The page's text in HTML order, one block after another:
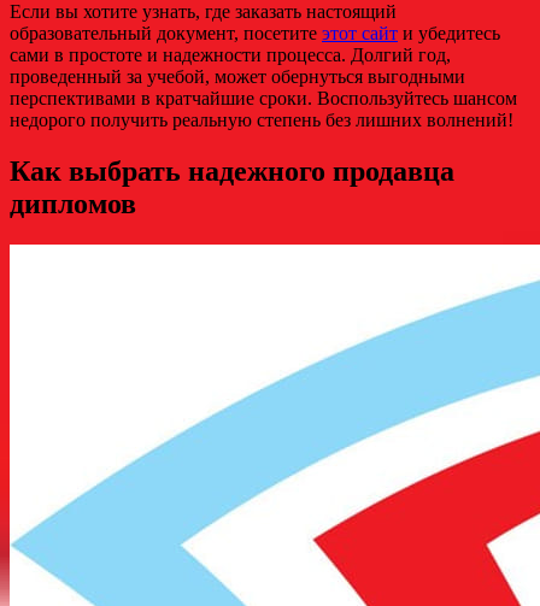
Если вы хотите узнать, где заказать настоящий
образовательный документ, посетите этот сайт и убедитесь
сами в простоте и надежности процесса. Долгий год,
проведенный за учебой, может обернуться выгодными
перспективами в кратчайшие сроки. Воспользуйтесь шансом
недорого получить реальную степень без лишних волнений!
Как выбрать надежного продавца
дипломов